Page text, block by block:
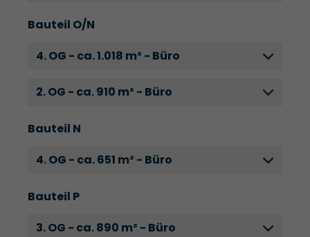
Bauteil O/N
4. OG - ca. 1.018 m² - Büro
2. OG - ca. 910 m² - Büro
Bauteil N
4. OG - ca. 651 m² - Büro
Bauteil P
3. OG - ca. 890 m² - Büro